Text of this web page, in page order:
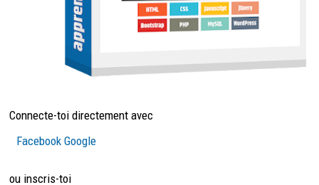
Connecte-toi directement avec
Facebook Google
ou inscris-toi